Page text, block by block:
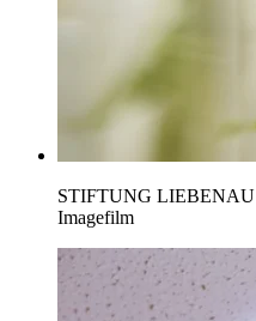
STIFTUNG LIEBENAU
Imagefilm